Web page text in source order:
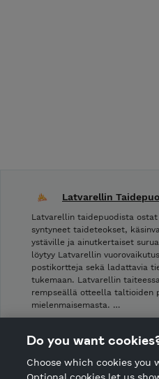
Latvarellin
Latvarellin taidepuodista
syntyneet taideteokset,
ystäville ja ainutkertaiset
löytyy Latvarellin
postikortteja sekä ladattavia
tukemaan. Latvarellin
rempseällä otteella taltioiden
mielenmaisemasta. …
Shop privacy policy
CANCEL ORDER
Do you want
Choose which cookies you